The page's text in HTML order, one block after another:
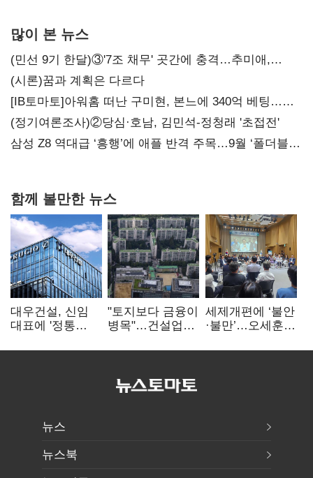
많이 본 뉴스
(민선 9기 한달)③'7조 채무' 곳간에 충격…추미애,
20년만에 '비상재정' 선언 승부수
(시론)꿈과 계획은 다르다
[IB토마토]아워홈 떠난 구미현, 본느에 340억 베팅…
가족 지배체제 구축
(정기여론조사)②당심·호남, 김민석-정청래 '초접전'
삼성 Z8 역대급 ‘흥행’에 애플 반격 주목…9월 ‘폴더블
함께 볼만한 뉴스
대우건설, 신임
대표에 '정통
부사장 내정
"토지보다 금융이
병목"…건설업계,
해소 목소리
세제개편에 ‘불안
·불만’…오세훈
더 힘들어질 것"
뉴스
뉴스북